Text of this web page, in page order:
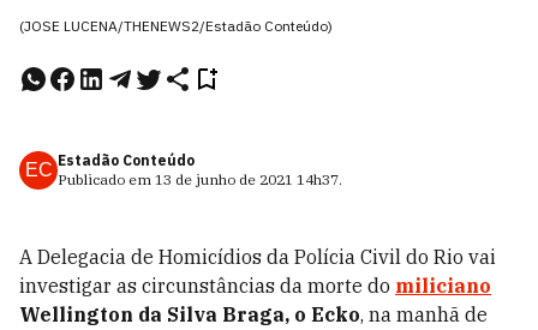
(JOSE LUCENA/THENEWS2/Estadão Conteúdo)
EC Estadão Conteúdo
Publicado em 13 de junho de 2021 14h37.
A Delegacia de Homicídios da Polícia Civil do Rio vai
investigar as circunstâncias da morte do miliciano
Wellington da Silva Braga, o Ecko, na manhã de